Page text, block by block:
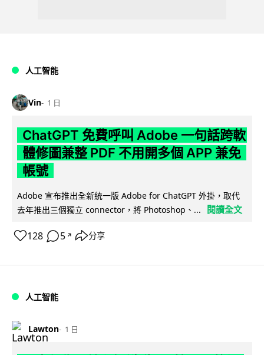
人工智能
Vin 1 日
ChatGPT 免費呼叫 Adobe 一句話跨軟
體修圖兼整 PDF 不用開多個 APP 兼免
帳號
Adobe 宣布推出全新統一版 Adobe for ChatGPT 外掛，取代
去年推出三個獨立 connector，將 Photoshop、...
閱讀全文
128 5 ↗ 分享
人工智能
Lawton 1 日